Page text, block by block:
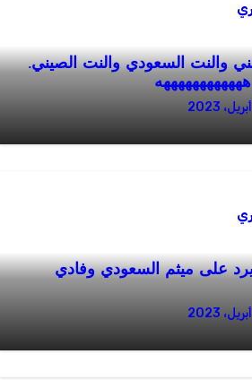
والنت السعودي والنت الصيني.
على ميثم السعودي وفادي